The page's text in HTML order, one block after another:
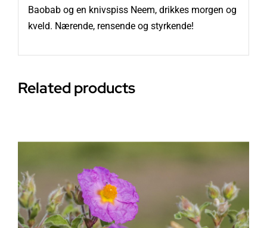
Baobab og en knivspiss Neem, drikkes morgen og
kveld. Nærende, rensende og styrkende!
Related products